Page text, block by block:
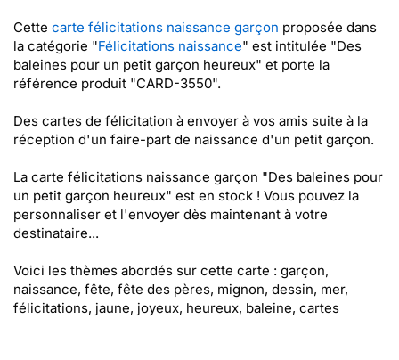
Cette carte félicitations naissance garçon proposée dans
la catégorie "Félicitations naissance" est intitulée "Des
baleines pour un petit garçon heureux" et porte la
référence produit "CARD-3550".
Des cartes de félicitation à envoyer à vos amis suite à la
réception d'un faire-part de naissance d'un petit garçon.
La carte félicitations naissance garçon "Des baleines pour
un petit garçon heureux" est en stock ! Vous pouvez la
personnaliser et l'envoyer dès maintenant à votre
destinataire...
Voici les thèmes abordés sur cette carte : garçon,
naissance, fête, fête des pères, mignon, dessin, mer,
félicitations, jaune, joyeux, heureux, baleine, cartes